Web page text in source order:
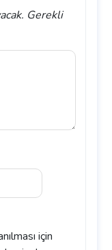
Gerekli
için